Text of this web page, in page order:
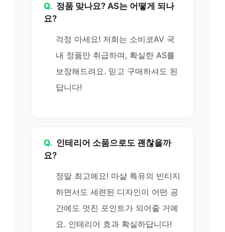
Q. 정품 맞나요? AS는 어떻게 되나
요?
걱정 마세요! 저희는 소비코AV 국
내 정품만 취급하며, 확실한 AS를
보장해드려요. 믿고 구매하셔도 된
답니다!
Q. 인테리어 소품으로도 괜찮을까
요?
정말 최고예요! 마샬 특유의 빈티지
하면서도 세련된 디자인이 어떤 공
간에도 멋진 포인트가 되어줄 거예
요. 인테리어 효과 확실하답니다!